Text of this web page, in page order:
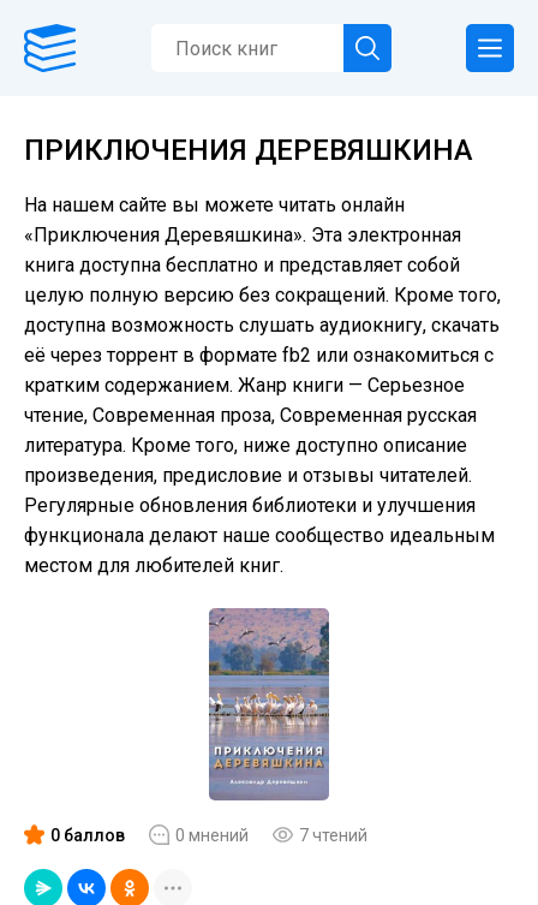
ПРИКЛЮЧЕНИЯ ДЕРЕВЯШКИНА
На нашем сайте вы можете читать онлайн
«Приключения Деревяшкина». Эта электронная
книга доступна бесплатно и представляет собой
целую полную версию без сокращений. Кроме того,
доступна возможность слушать аудиокнигу, скачать
её через торрент в формате fb2 или ознакомиться с
кратким содержанием. Жанр книги — Серьезное
чтение, Современная проза, Современная русская
литература. Кроме того, ниже доступно описание
произведения, предисловие и отзывы читателей.
Регулярные обновления библиотеки и улучшения
функционала делают наше сообщество идеальным
местом для любителей книг.
0 баллов 0 мнений 7 чтений